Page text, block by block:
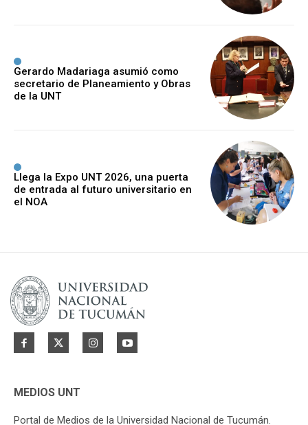
Gerardo Madariaga asumió como
secretario de Planeamiento y Obras
de la UNT
Llega la Expo UNT 2026, una puerta
de entrada al futuro universitario en
el NOA
MEDIOS UNT
Portal de Medios de la Universidad Nacional de Tucumán.